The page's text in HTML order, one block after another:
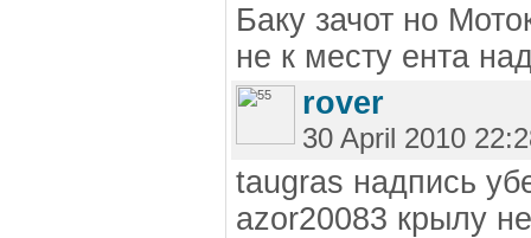
Баку зачот но
не к месту ента
rover
30 April 2010
taugras надпись
azor20083 крылу